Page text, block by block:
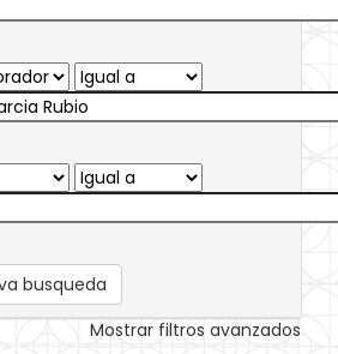
busqueda
Mostrar filtros avanzados